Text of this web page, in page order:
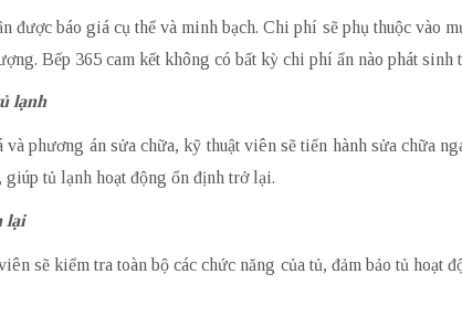
được báo giá cụ thể và minh bạch. Chi phí sẽ phụ thuộc vào
Bếp 365 cam kết không có bất kỳ chi phí ẩn nào phát sinh
lạnh
phương án sửa chữa, kỹ thuật viên sẽ tiến hành sửa chữa
giúp tủ lạnh hoạt động ổn định trở lại.
lại
sẽ kiểm tra toàn bộ các chức năng của tủ, đảm bảo tủ